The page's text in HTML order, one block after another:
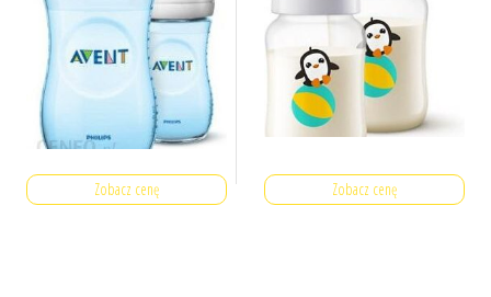
Zobacz cenę Zobacz cenę